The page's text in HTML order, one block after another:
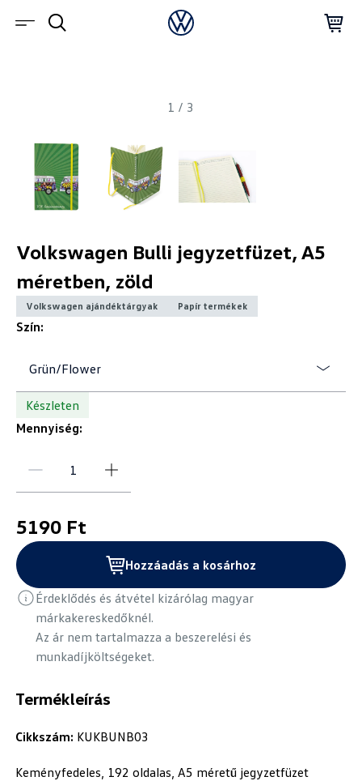
1 / 3
Termékleírás
Cikkszám: KUKBUNB03
Keményfedeles, 192 oldalas, A5 méretű jegyzetfüzet
Volkswagen Bulli jegyzetfüzet, A5
méretben, zöld
Volkswagen ajándéktárgyak Papír termékek
Szín:
Grün/Flower
Készleten
Mennyiség:
5190 Ft
Hozzáadás a kosárhoz
Érdeklődés és átvétel kizárólag magyar
márkakereskedőknél.
Az ár nem tartalmazza a beszerelési és
munkadíjköltségeket.